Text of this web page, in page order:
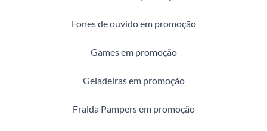
Fones de ouvido em promoção
Games em promoção
Geladeiras em promoção
Fralda Pampers em promoção